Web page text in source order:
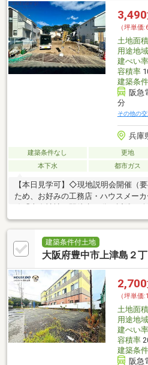
3,490
（坪単価
土地面積
用途地域
建ぺい率
容積率
建築条件
阪急
分
その他の交
兵庫
建築条件なし 更地
本下水
都市ガス
【本日見学可】◇現地説明会開催（
ため、お好みの工務店・ハウスメー
運動もしやすい環境です。
建築条件付土地
大阪府豊中市上津島２
2,700
（坪単価
土地面積
用途地域
建ぺい率
容積率
建築条件
阪急